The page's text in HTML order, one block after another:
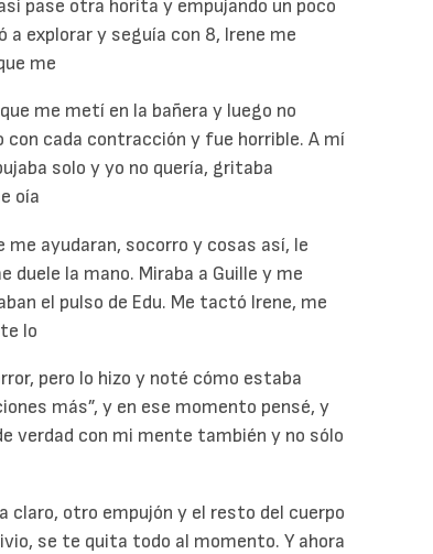
pase otra horita y empujando un poco
explorar y seguía con 8, Irene me
me
me metí en la bañera y luego no
con cada contracción y fue horrible. A mí
solo y yo no quería, gritaba
oía
me ayudaran, socorro y cosas así, le
duele la mano. Miraba a Guille y me
el pulso de Edu. Me tactó Irene, me
lo
pero lo hizo y noté cómo estaba
más”, y en ese momento pensé, y
verdad con mi mente también y no sólo
claro, otro empujón y el resto del cuerpo
se te quita todo al momento. Y ahora